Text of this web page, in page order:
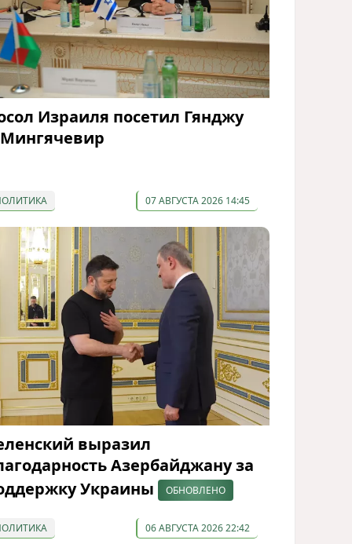
Израиля посетил Гянджу
07 АВГУСТА 2026 14:45
выразил
Азербайджану за
Украины
ОБНОВЛЕНО
06 АВГУСТА 2026 22:42